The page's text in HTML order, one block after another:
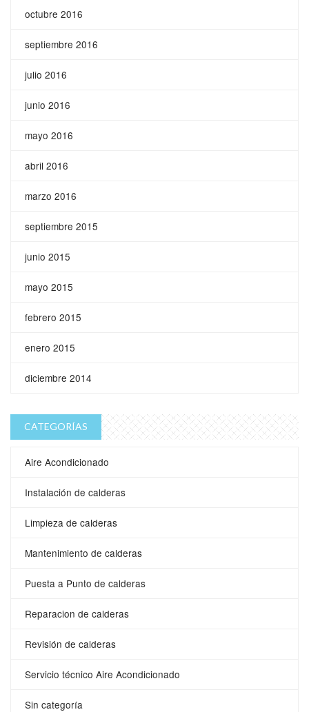
octubre 2016
septiembre 2016
julio 2016
junio 2016
mayo 2016
abril 2016
marzo 2016
septiembre 2015
junio 2015
mayo 2015
febrero 2015
enero 2015
diciembre 2014
CATEGORÍAS
Aire Acondicionado
Instalación de calderas
Limpieza de calderas
Mantenimiento de calderas
Puesta a Punto de calderas
Reparacion de calderas
Revisión de calderas
Servicio técnico Aire Acondicionado
Sin categoría